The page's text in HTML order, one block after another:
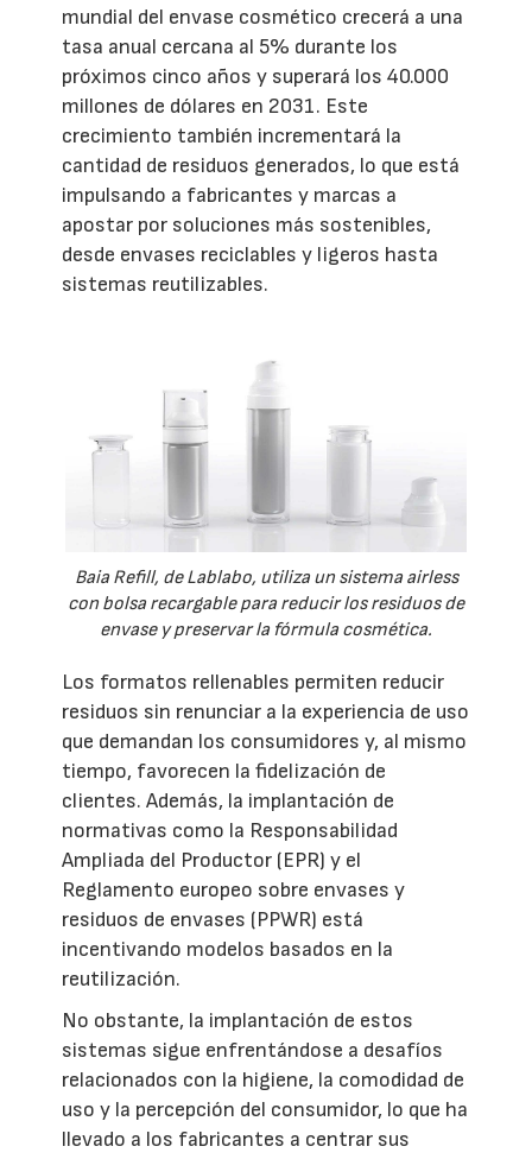
mundial del envase cosmético crecerá a una
tasa anual cercana al 5% durante los
próximos cinco años y superará los 40.000
millones de dólares en 2031. Este
crecimiento también incrementará la
cantidad de residuos generados, lo que está
impulsando a fabricantes y marcas a
apostar por soluciones más sostenibles,
desde envases reciclables y ligeros hasta
sistemas reutilizables.
Baia Refill, de Lablabo, utiliza un sistema airless
con bolsa recargable para reducir los residuos de
envase y preservar la fórmula cosmética.
Los formatos rellenables permiten reducir
residuos sin renunciar a la experiencia de uso
que demandan los consumidores y, al mismo
tiempo, favorecen la fidelización de
clientes. Además, la implantación de
normativas como la Responsabilidad
Ampliada del Productor (EPR) y el
Reglamento europeo sobre envases y
residuos de envases (PPWR) está
incentivando modelos basados en la
reutilización.
No obstante, la implantación de estos
sistemas sigue enfrentándose a desafíos
relacionados con la higiene, la comodidad de
uso y la percepción del consumidor, lo que ha
llevado a los fabricantes a centrar sus